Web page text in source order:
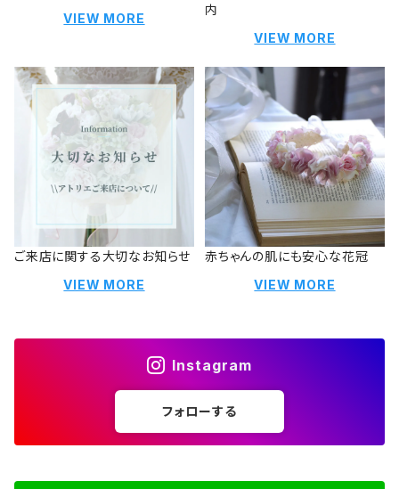
VIEW MORE
内
VIEW MORE
ご来店に関する大切なお知らせ
VIEW MORE
赤ちゃんの肌にも安心な花冠
VIEW MORE
Instagram
フォローする